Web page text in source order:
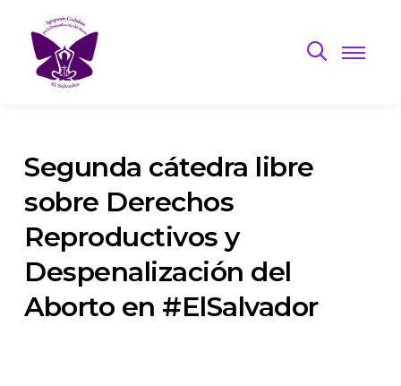
Segunda cátedra libre
sobre Derechos
Reproductivos y
Despenalización del
Aborto en #ElSalvador